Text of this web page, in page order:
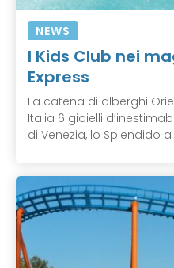
NEWS
I Kids Club nei
Express
La catena di alberghi
Italia 6 gioielli
di Venezia, lo Splendido a